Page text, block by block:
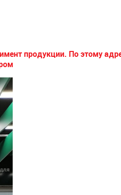
продукции. По этому